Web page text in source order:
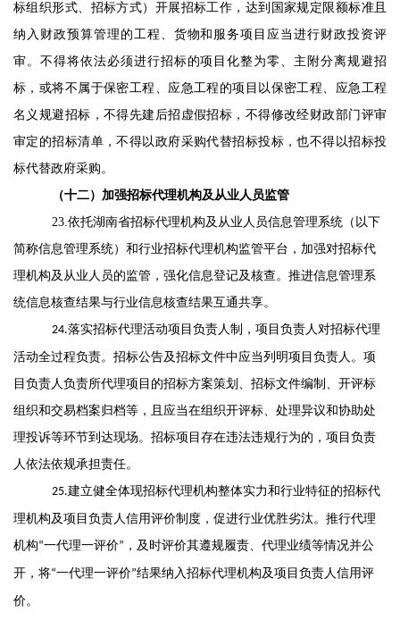
标组织形式、招标方式）开展招标工作 ， 达到国家规定限额标准且
纳入财政预算管理的工程、货物和服务项目应当进行财政投资评
审。 不得将依法必须进行招标的项目化整为零、主附分离规避招
标 ， 或将不属于保密工程、应急工程的项目以保密工程、应急工程
名义规避招标，不得先建后招虚假招标 ， 不得修改经财政部门评审
审定的招标清单 ，不得以政府采购代替招标投标 ，也不得以招标投
标代替政府采购。
（十二）加强招标代理机构及从业人员监管
23.依托湖南省招标代理机构及从业人员信息管理系统（以下
简称信息管理系统）和行业招标代理机构监管平台 ， 加强对招标代
理机构及从业人员的监管，强化信息登记及核查。 推进信息管理系
统信息核查结果与行业信息核查结果互通共享。
24.落实招标代理活动项目负责人制 ， 项目负责人对招标代理
活动全过程负责。 招标公告及招标文件中应当列明项目负责人 。 项
目负责人负责所代理项目 的招标方案策划、招标文件编制、开评标
组织和交易档案归档等 ， 且 应当在组织开评标、处理异议和协助处
理投诉等环节到达现场。 招标项目 存在违法违规行为的 ， 项目负责
人依法依规承担责任。
25.建立健全体现招标代理机构整体实力和行业特征的招标代
理机构及项目负责人信用评价制度 ， 促进行业优胜劣汰。 推行代理
机构“一代理一评价” ， 及时评价其遵规履责、代理业绩等情况并公
开，将“一代理一评价”结果纳入招标代理机构及项目负责人信用评
价。